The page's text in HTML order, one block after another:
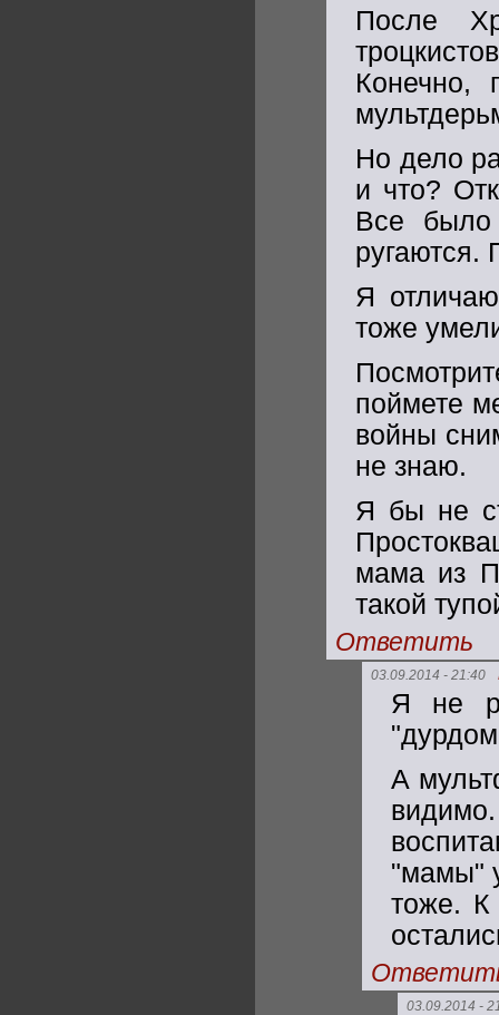
После
Конечно,
Но дело
и что?
Все было
ругаются.
Я
тоже
поймете
войны
не знаю.
Я бы не
мама из
такой
Ответить
03.09.2014 - 21:40
Я не
А
"мамы"
тоже. К
03.09.2014 -